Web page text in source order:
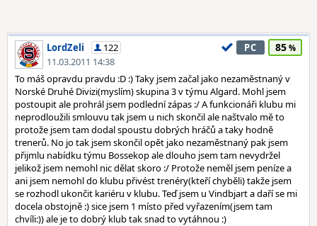
LordZeli
122
11.03.2011 14:38
PC 85
To máš opravdu pravdu :D :) Taky jsem začal jako nezaměstnaný v
Norské Druhé Divizi(myslím) skupina 3 v týmu Algard. Mohl jsem
postoupit ale prohrál jsem podlední zápas :/ A funkcionáři klubu mi
neprodloužili smlouvu tak jsem u nich skončil ale naštvalo mě to
protože jsem tam dodal spoustu dobrých hráčů a taky hodně
trenerů. No jo tak jsem skončil opět jako nezaměstnaný pak jsem
přijmlu nabídku týmu Bossekop ale dlouho jsem tam nevydržel
jelikož jsem nemohl nic dělat skoro :/ Protože neměl jsem peníze a
ani jsem nemohl do klubu přivést trenéry(kteří chyběli) takže jsem
se rozhodl ukončit kariéru v klubu. Teď jsem u Vindbjart a daří se mi
docela obstojně :) sice jsem 1 místo před vyřazením(jsem tam
chvíli:)) ale je to dobrý klub tak snad to vytáhnou :)